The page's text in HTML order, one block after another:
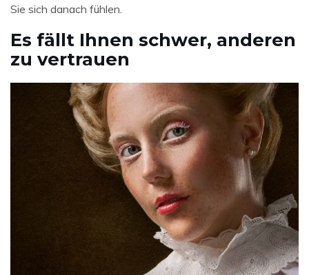
Sie sich danach fühlen.
Es fällt Ihnen schwer, anderen
zu vertrauen